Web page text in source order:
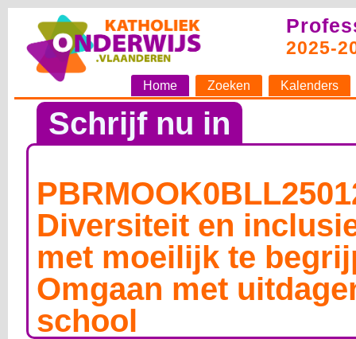
2025-
Home Zoeken Kalenders
Schrijf nu in
Diversiteit en
met moeilijk te
Omgaan met
school